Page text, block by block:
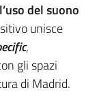
l’uso del suono
unisce
,
gli spazi
di Madrid.